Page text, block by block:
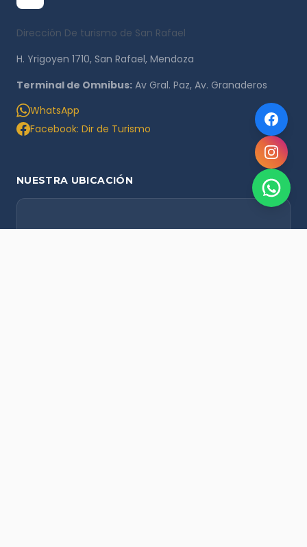
Dirección De turismo de San Rafael
H. Yrigoyen 1710, San Rafael, Mendoza
Terminal de Omnibus: Av Gral. Paz, Av. Granaderos
WhatsApp
Facebook: Dir de Turismo
NUESTRA UBICACIÓN